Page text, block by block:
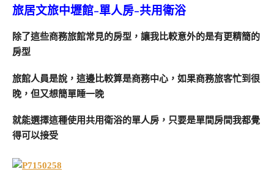
旅居文旅中壢館-單人房-共用衛浴
除了這些商務旅館常見的房型，讓我比較意外的是有更精簡的
房型
旅館人員是說，這邊比較算是商務中心，如果商務旅客忙到很
晚，但又想簡單睡一晚
就能選擇這種使用共用衛浴的單人房，只要是單間房間我都覺
得可以接受